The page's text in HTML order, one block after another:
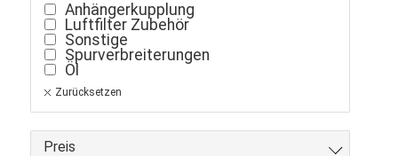
Anhängerkupplung
Luftfilter Zubehör
Sonstige
Spurverbreiterungen
Öl
Zurücksetzen
Preis